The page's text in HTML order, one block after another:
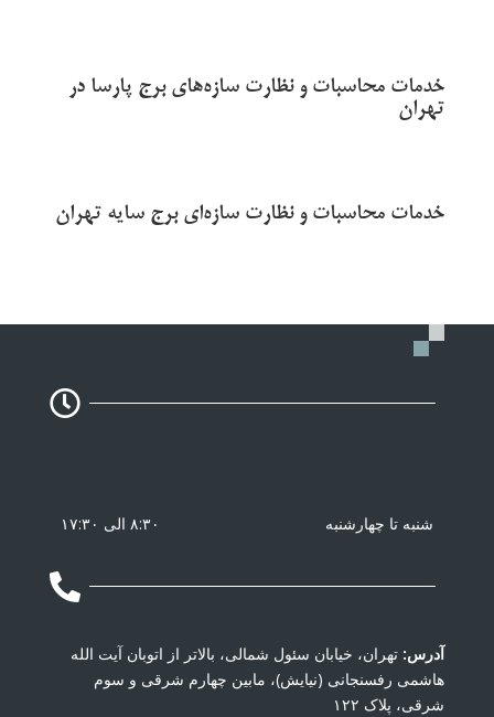
خدمات محاسبات و نظارت سازه‌های برج پارسا در
تهران
خدمات محاسبات و نظارت سازه‌ای برج سایه تهران

شنبه تا چهارشنبه ۸:۳۰ الی ۱۷:۳۰

آدرس: تهران، خیابان سئول شمالی، بالاتر از اتوبان آیت الله
هاشمی رفسنجانی (نیایش)، مابین چهارم شرقی و سوم
شرقی، پلاک ۱۲۲